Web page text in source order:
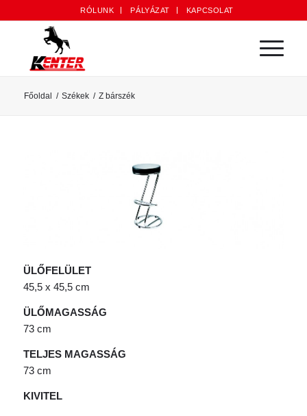
RÓLUNK PÁLYÁZAT KAPCSOLAT
Főoldal / Székek / Z bárszék
ÜLŐFELÜLET
45,5 x 45,5 cm
ÜLŐMAGASSÁG
73 cm
TELJES MAGASSÁG
73 cm
KIVITEL